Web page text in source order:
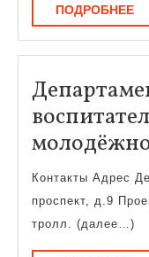
ПОДРОБНЕЕ
Контакты Адрес
проспект, д.9
тролл. (далее…)